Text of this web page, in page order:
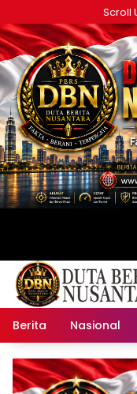
ke
konten
Scroll
Berita Nasional